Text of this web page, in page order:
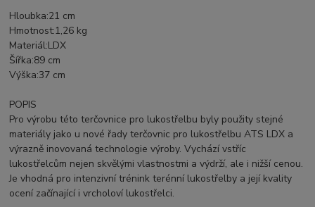
Hloubka:21 cm
Hmotnost:1,26 kg
Materiál:LDX
Šířka:89 cm
Výška:37 cm
POPIS
Pro výrobu této terčovnice pro lukostřelbu byly použity stejné
materiály jako u nové řady terčovnic pro lukostřelbu ATS LDX a
výrazně inovovaná technologie výroby. Vychází vstříc
lukostřelcům nejen skvělými vlastnostmi a výdrží, ale i nižší cenou.
Je vhodná pro intenzivní trénink terénní lukostřelby a její kvality
ocení začínající i vrcholoví lukostřelci.